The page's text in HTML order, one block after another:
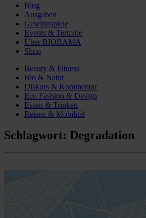
Blog
Ausgaben
Gewinnspiele
Events & Termine
Über BIORAMA
Shop
Beauty & Fitness
Bio & Natur
Diskurs & Kommentar
Eco Fashion & Design
Essen & Trinken
Reisen & Mobilität
Schlagwort: Degradation